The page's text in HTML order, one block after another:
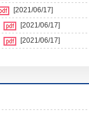
[2021/06/17]
[2021/06/17]
[2021/06/17]